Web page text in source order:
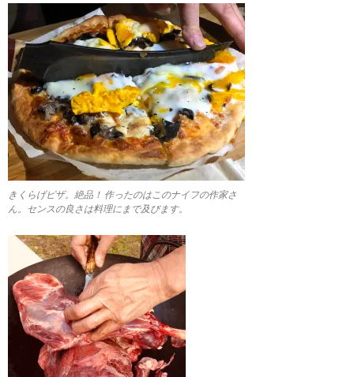
きくらげピザ。絶品！ 作ったのはこのナイフの作家さ
ん。センスの良さは料理にまで及びます。